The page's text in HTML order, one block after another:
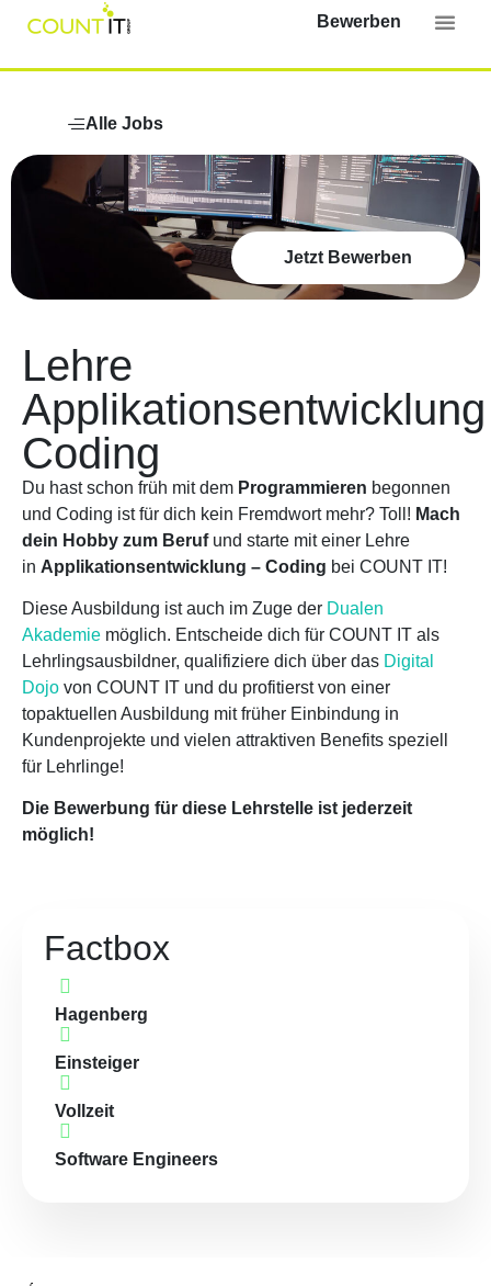
Bewerben
Jetzt Bewerben
Alle Jobs
Lehre
Applikationsentwicklung
Coding
Du hast schon früh mit dem Programmieren begonnen
und Coding ist für dich kein Fremdwort mehr? Toll! Mach
dein Hobby zum Berufund starte mit einer Lehre
in Applikationsentwicklung – Coding bei COUNT IT!
Diese Ausbildung ist auch im Zuge der Dualen
Akademie möglich. Entscheide dich für COUNT IT als
Lehrlingsausbildner, qualifiziere dich über das Digital
Dojo von COUNT IT und du profitierst von einer
topaktuellen Ausbildung mit früher Einbindung in
Kundenprojekte und vielen attraktiven Benefits speziell
für Lehrlinge!
Die Bewerbung für diese Lehrstelle ist jederzeit
möglich!
Factbox
Hagenberg
Einsteiger
Vollzeit
Software Engineers